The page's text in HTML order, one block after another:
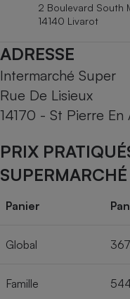
2 Boulevard South
14140 Livarot
ADRESSE
Intermarché Super
Rue De Lisieux
14170 - St Pierre En
PRIX
SUPERMARCHÉ
Panier
Global
Famille